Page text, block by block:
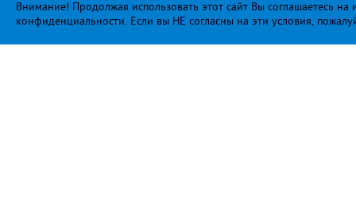
Внимание! Продолжая использовать этот сайт Вы соглашаетесь
конфиденциальности. Если вы НЕ согласны на эти условия,